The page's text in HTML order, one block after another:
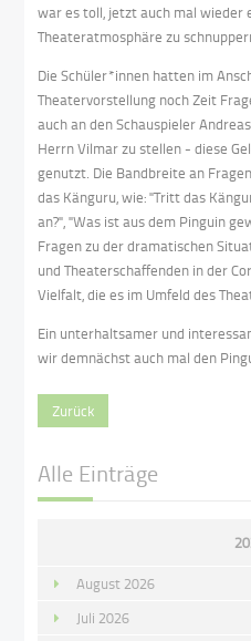
war es toll, jetzt auch mal wieder
Theateratmosphäre zu
Die Schüler*innen hatten im
Theatervorstellung noch Zeit
auch an den Schauspieler
Herrn Vilmar zu stellen - diese
genutzt. Die Bandbreite an
das Känguru, wie: "Tritt das
an?", "Was ist aus dem Pinguin
Fragen zu der dramatischen
und Theaterschaffenden in der
Vielfalt, die es im Umfeld des
Ein unterhaltsamer und
wir demnächst auch mal den
Zurück
Alle Einträge
August 2026
Juli 2026